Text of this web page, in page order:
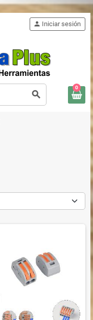
search
person Iniciar sesión
0